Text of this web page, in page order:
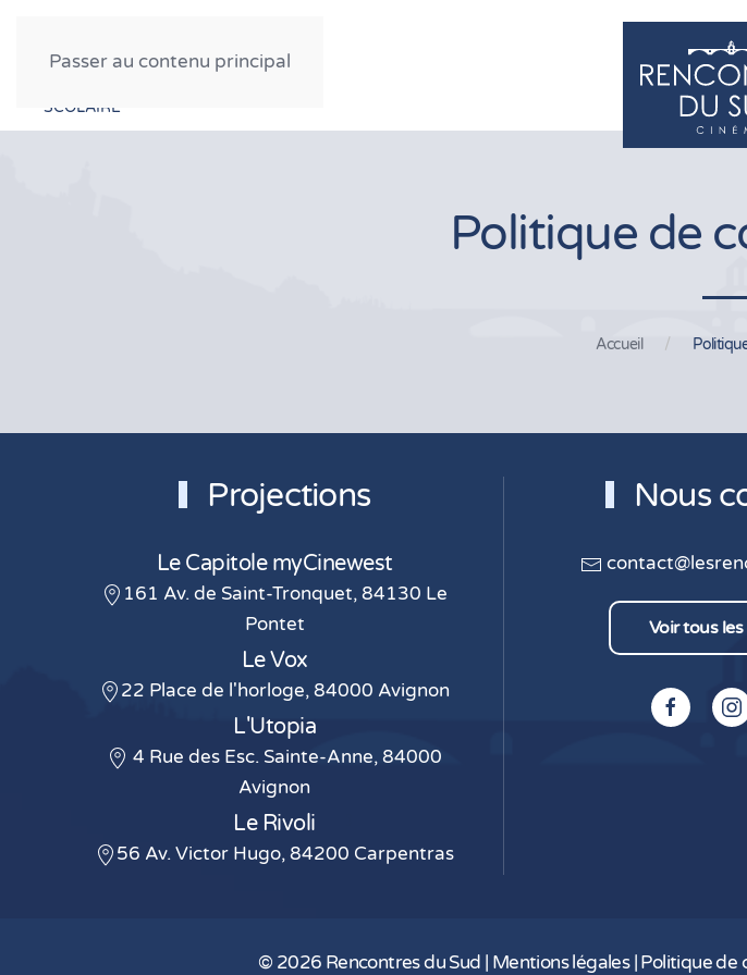
Passer au contenu principal
PROFESSIONNEL
SCOLAIRE
Politique de
Accueil
Projections
Le Capitole myCinewest
161 Av. de Saint-Tronquet, 84130 Le
Pontet
Le Vox
22 Place de l'horloge, 84000 Avignon
L'Utopia
4 Rue des Esc. Sainte-Anne, 84000
Avignon
Le Rivoli
56 Av. Victor Hugo, 84200 Carpentras
Nous
Voir tous
© 2026 Rencontres du Sud | Mentions légales| Politique de